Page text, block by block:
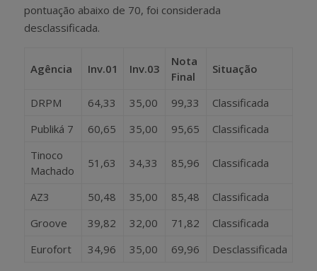
pontuação abaixo de 70, foi considerada
desclassificada.
Agência Inv.01 Inv.03
Nota
Final
Situação
DRPM 64,33 35,00 99,33
Classificada
Publiká 7
60,65 35,00 95,65
Classificada
Tinoco
Machado
51,63 34,33 85,96 Classificada
AZ3 50,48 35,00 85,48
Classificada
Groove
39,82 32,00 71,82
Classificada
Eurofort
34,96 35,00 69,96 Desclassificada